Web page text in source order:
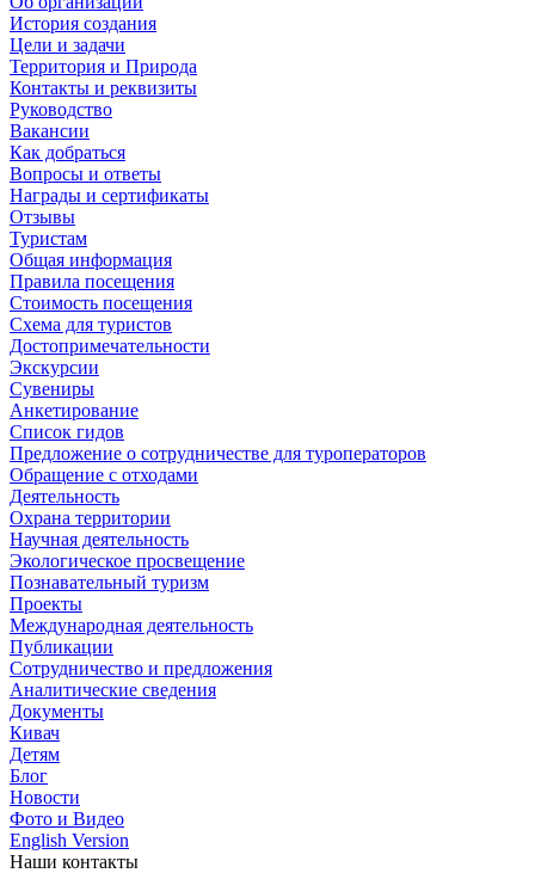
История создания
Цели и задачи
Территория и Природа
Контакты и реквизиты
Руководство
Вакансии
Как добраться
Вопросы и ответы
Награды и сертификаты
Отзывы
Туристам
Общая информация
Правила посещения
Стоимость посещения
Схема для туристов
Достопримечательности
Экскурсии
Сувениры
Анкетирование
Список гидов
Предложение о сотрудничестве для туроператоров
Обращение с отходами
Деятельность
Охрана территории
Научная деятельность
Экологическое просвещение
Познавательный туризм
Проекты
Международная деятельность
Публикации
Сотрудничество и предложения
Аналитические сведения
Документы
Кивач
Детям
Блог
Новости
Фото и Видео
English Version
Наши контакты